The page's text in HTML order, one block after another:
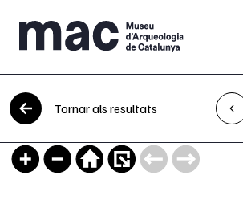
Vés al contingut
Tornar als resultats